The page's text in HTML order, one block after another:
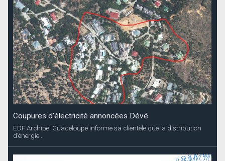
Coupures d’électricité annoncées Dévé
EDF Archipel Guadeloupe informe sa clientèle que la distribution
d’énergie...